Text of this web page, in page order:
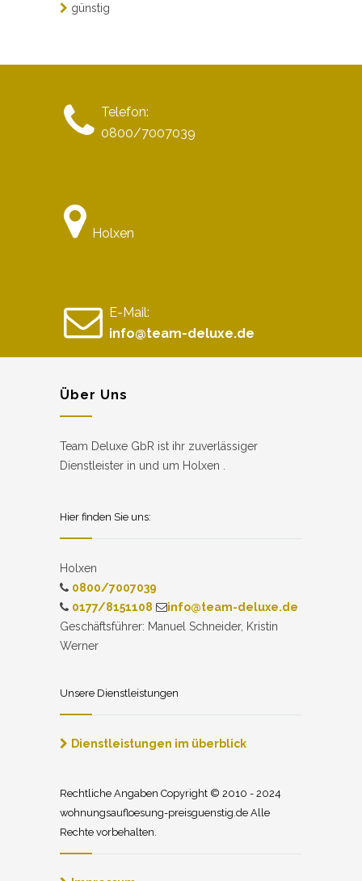
günstig
Telefon:
0800/7007039
Holxen
E-Mail:
info@team-deluxe.de
Über Uns
Team Deluxe GbR ist ihr zuverlässiger
Dienstleister in und um Holxen .
Hier finden Sie uns:
Holxen
0800/7007039
0177/8151108
info@team-deluxe.de
Geschäftsführer: Manuel Schneider, Kristin
Werner
Unsere Dienstleistungen
Dienstleistungen im überblick
Rechtliche Angaben Copyright © 2010 - 2024
wohnungsaufloesung-preisguenstig.de Alle
Rechte vorbehalten.